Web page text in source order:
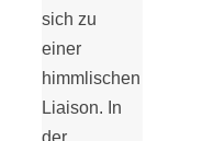
sich zu
einer
himmlischen
Liaison. In
der…